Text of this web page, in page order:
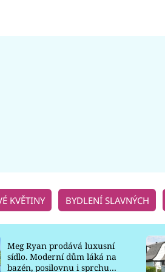
KVĚTINY BYDLENÍ SLAVNÝCH
Meg Ryan prodává luxusní
sídlo. Moderní dům láká na
bazén, posilovnu i sprchu